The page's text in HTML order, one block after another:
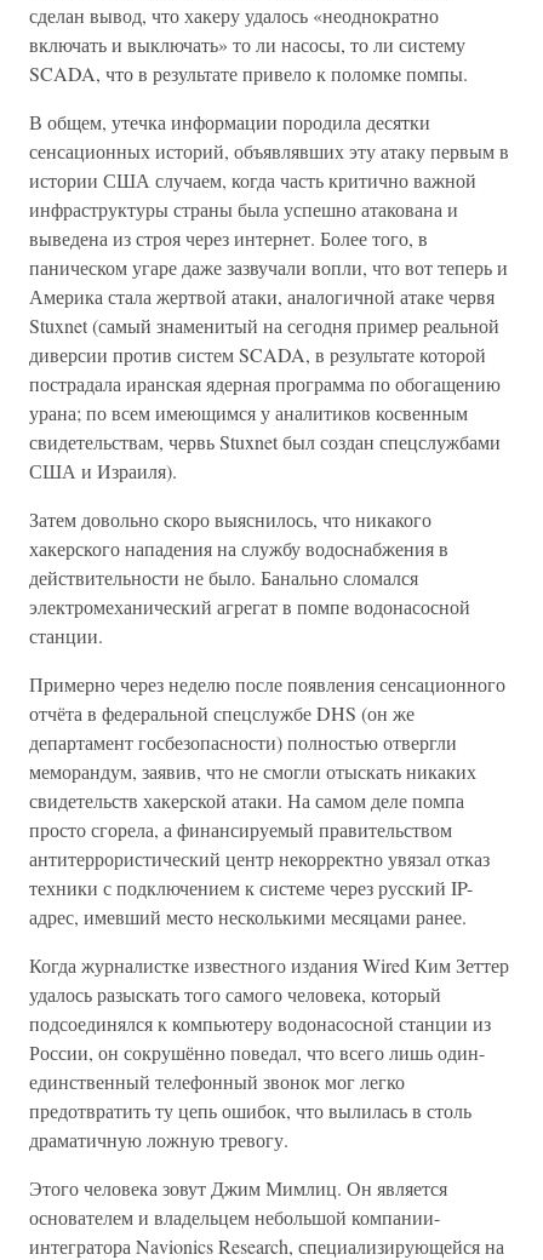
сделан вывод, что хакеру удалось «неоднократно
включать и выключать» то ли насосы, то ли систему
SCADA, что в результате привело к поломке помпы.
В общем, утечка информации породила десятки
сенсационных историй, объявлявших эту атаку первым в
истории США случаем, когда часть критично важной
инфраструктуры страны была успешно атакована и
выведена из строя через интернет. Более того, в
паническом угаре даже зазвучали вопли, что вот теперь и
Америка стала жертвой атаки, аналогичной атаке червя
Stuxnet (самый знаменитый на сегодня пример реальной
диверсии против систем SCADA, в результате которой
пострадала иранская ядерная программа по обогащению
урана; по всем имеющимся у аналитиков косвенным
свидетельствам, червь Stuxnet был создан спецслужбами
США и Израиля).
Затем довольно скоро выяснилось, что никакого
хакерского нападения на службу водоснабжения в
действительности не было. Банально сломался
электромеханический агрегат в помпе водонасосной
станции.
Примерно через неделю после появления сенсационного
отчёта в федеральной спецслужбе DHS (он же
департамент госбезопасности) полностью отвергли
меморандум, заявив, что не смогли отыскать никаких
свидетельств хакерской атаки. На самом деле помпа
просто сгорела, а финансируемый правительством
антитеррористический центр некорректно увязал отказ
техники с подключением к системе через русский IP-
адрес, имевший место несколькими месяцами ранее.
Когда журналистке известного издания Wired Ким Зеттер
удалось разыскать того самого человека, который
подсоединялся к компьютеру водонасосной станции из
России, он сокрушённо поведал, что всего лишь один-
единственный телефонный звонок мог легко
предотвратить ту цепь ошибок, что вылилась в столь
драматичную ложную тревогу.
Этого человека зовут Джим Мимлиц. Он является
основателем и владельцем небольшой компании-
интегратора Navionics Research, специализирующейся на